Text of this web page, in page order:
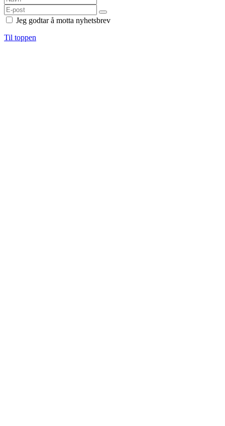
Jeg godtar å motta nyhetsbrev
Til toppen